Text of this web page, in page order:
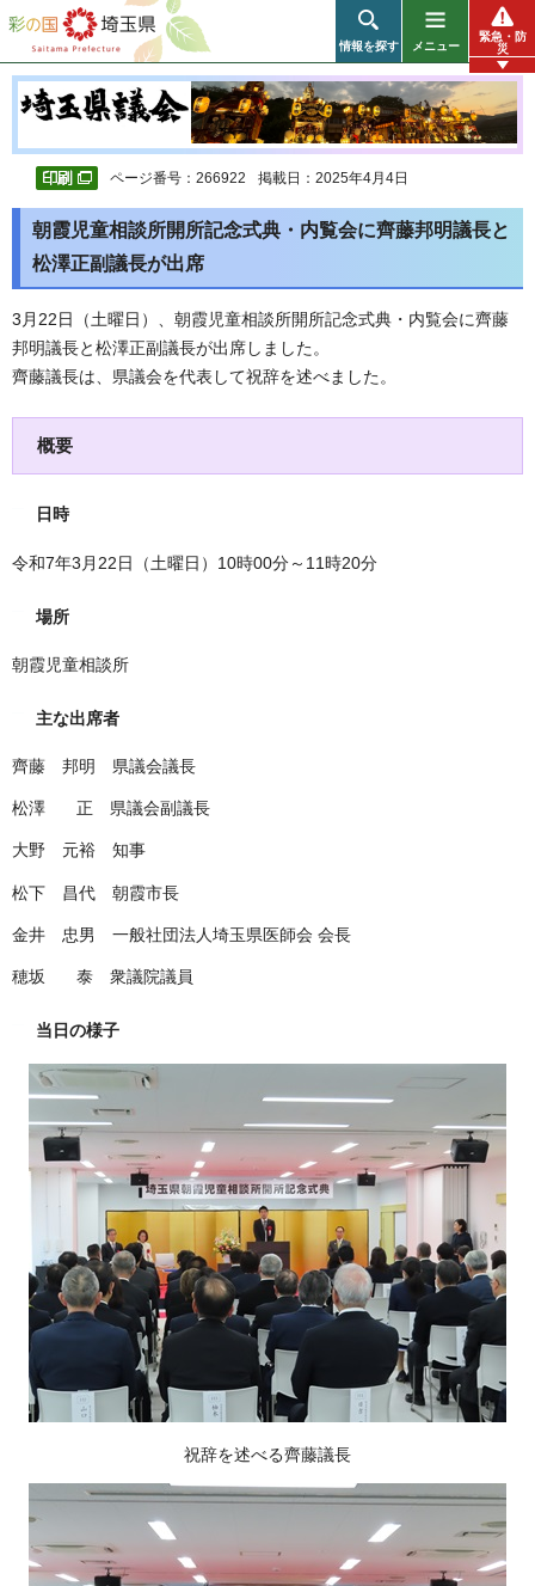
彩の国 埼玉県
情報を探す メニュー
緊急・防
災
ページ番号：266922 掲載日：2025年4月4日
朝霞児童相談所開所記念式典・内覧会に齊藤邦明議長と
松澤正副議長が出席
3月22日（土曜日）、朝霞児童相談所開所記念式典・内覧会に齊藤
邦明議長と松澤正副議長が出席しました。
齊藤議長は、県議会を代表して祝辞を述べました。
概要
日時
令和7年3月22日（土曜日）10時00分～11時20分
場所
朝霞児童相談所
主な出席者
齊藤 邦明 県議会議長
松澤 正 県議会副議長
大野 元裕 知事
松下 昌代 朝霞市長
金井 忠男 一般社団法人埼玉県医師会 会長
穂坂 泰 衆議院議員
当日の様子
祝辞を述べる齊藤議長